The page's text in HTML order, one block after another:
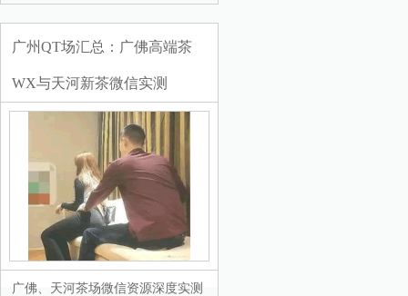
广州QT场汇总：广佛高端茶
WX与天河新茶微信实测
广佛、天河茶场微信资源深度实测